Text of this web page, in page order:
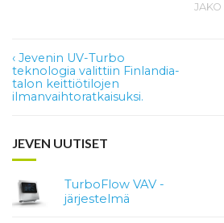
JAKO
Artikkelien
selaus
‹ Jevenin UV-Turbo
teknologia valittiin Finlandia-
talon keittiötilojen
ilmanvaihtoratkaisuksi.
JEVEN UUTISET
TurboFlow VAV -
järjestelmä